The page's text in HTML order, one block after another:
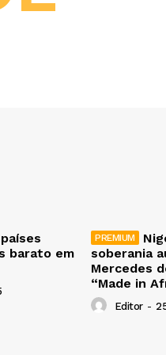
barato em
soberania
Mercedes
“Made in
Editor -